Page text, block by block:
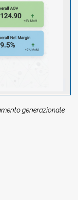
generazionale